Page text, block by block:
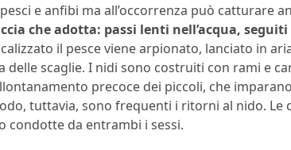
e anfibi ma all’occorrenza può catturare
che adotta: passi lenti nell’acqua, seguiti
il pesce viene arpionato, lanciato in
scaglie. I nidi sono costruiti con rami e
precoce dei piccoli, che
tuttavia, sono frequenti i ritorni al nido. Le
condotte da entrambi i sessi.